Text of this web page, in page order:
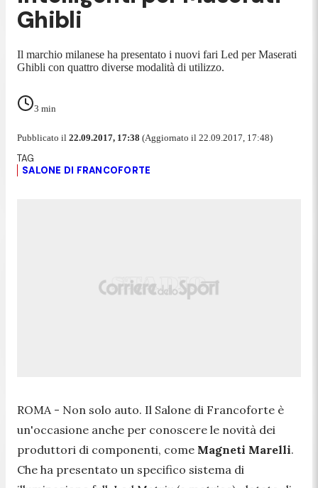
Ghibli
Il marchio milanese ha presentato i nuovi fari Led per Maserati
Ghibli con quattro diverse modalità di utilizzo.
3 min
Pubblicato il 22.09.2017, 17:38 (Aggiornato il 22.09.2017, 17:48)
SALONE DI FRANCOFORTE
ROMA - Non solo auto. Il Salone di Francoforte è
un'occasione anche per conoscere le novità dei
produttori di componenti, come Magneti Marelli.
Che ha presentato un specifico sistema di